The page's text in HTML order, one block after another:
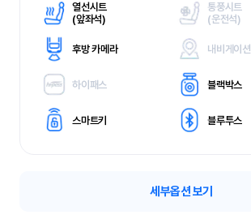
열선시트
(앞좌석)
통풍시트
(운전석)
후방 카메라 내비게이션
하이패스 블랙박스
스마트키 블루투스
세부옵션 보기